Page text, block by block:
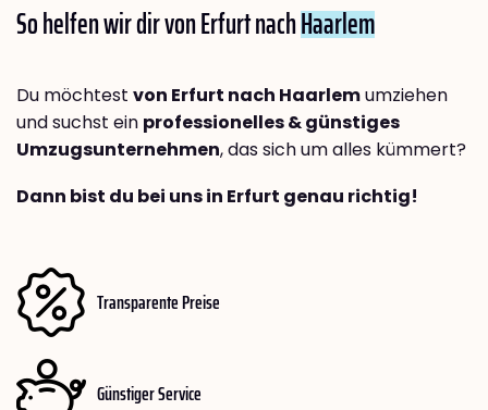
So helfen wir dir von Erfurt nachHaarlem
Du möchtest von Erfurt nach Haarlemumziehen
und suchst ein professionelles & günstiges
Umzugsunternehmen, das sich um alles kümmert?
Dann bist du bei uns in Erfurt genau richtig!
Transparente Preise
Günstiger Service